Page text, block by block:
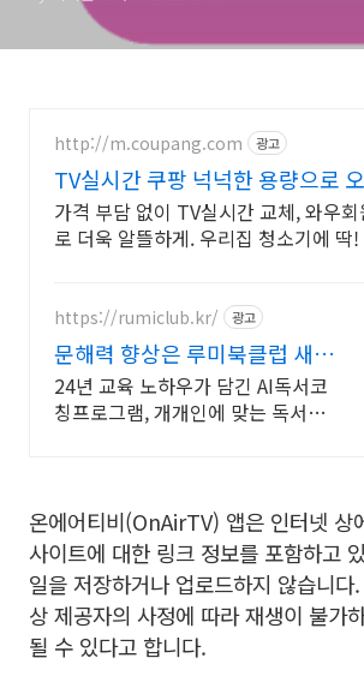
http://m.coupang.com 광고
TV실시간 쿠팡 넉넉한 용량으로
가격 부담 없이 TV실시간 교체, 와우
로 더욱 알뜰하게. 우리집 청소기에 딱!
https://rumiclub.kr/ 광고
문해력 향상은 루미북클럽 새입
시에 맞는 프로그램운영!
24년 교육 노하우가 담긴 AI독서코
칭프로그램, 개개인에 맞는 독서로
온에어티비(OnAirTV) 앱은 인터넷 상
사이트에 대한 링크 정보를 포함하고
일을 저장하거나 업로드하지 않습니다.
상 제공자의 사정에 따라 재생이 불가
될 수 있다고 합니다.